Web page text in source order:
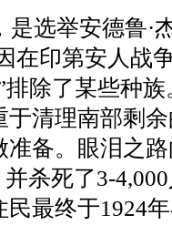
是选举安德鲁·
在印第安人战
除了某些种
于清理南部剩
准备。眼泪之
杀死了3-
最终于1924